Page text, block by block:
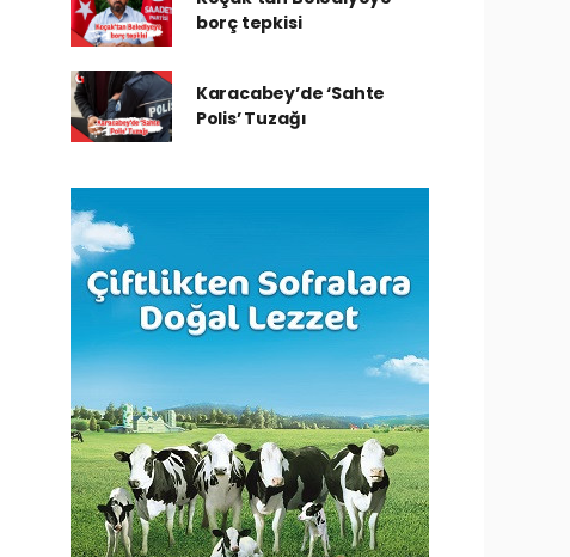
borç tepkisi
Karacabey’de ‘Sahte
Polis’ Tuzağı